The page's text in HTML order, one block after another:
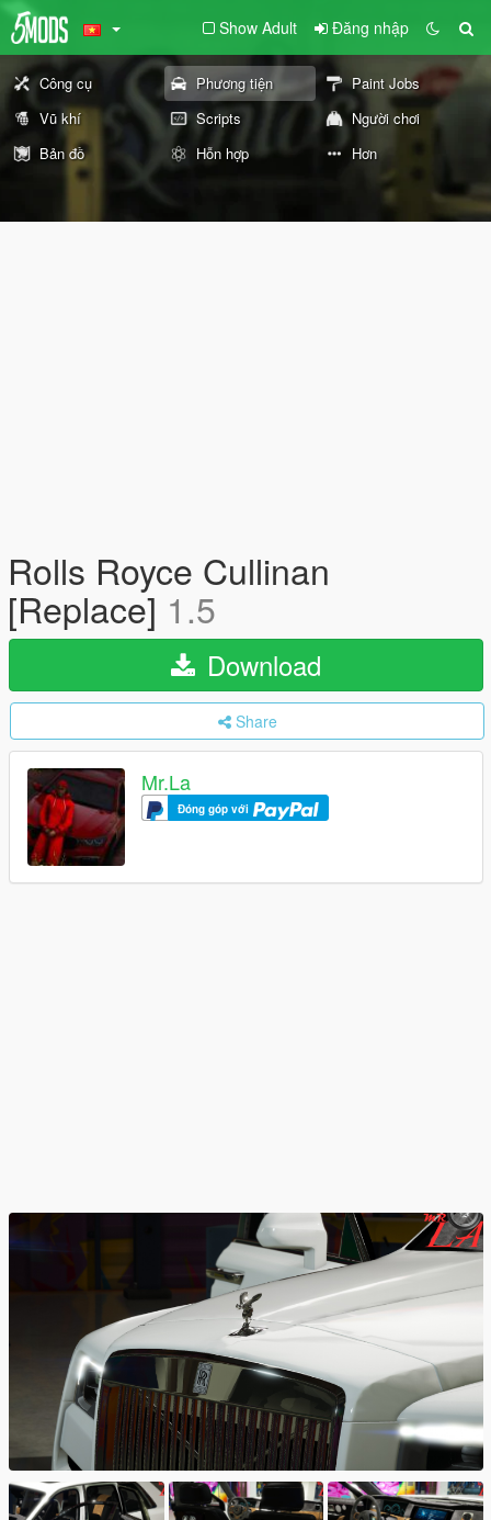
Show Adult Đăng nhập
Công cụ Phương tiện
Paint Jobs
Vũ khí
Scripts
Người chơi
Bản đồ
Hỗn hợp Hơn
Rolls Royce Cullinan
[Replace] 1.5
Download
Share
Mr.La
Đóng góp với